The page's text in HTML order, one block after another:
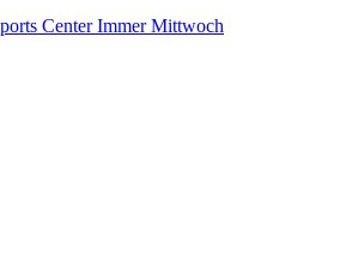
Center Immer Mittwoch